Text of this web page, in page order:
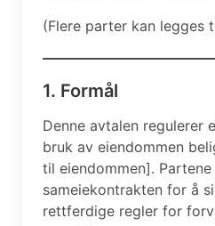
(Flere parter kan legges
1. Formål
Denne avtalen regulerer
bruk av eiendommen
til eiendommen].
sameiekontrakten for å
rettferdige regler for